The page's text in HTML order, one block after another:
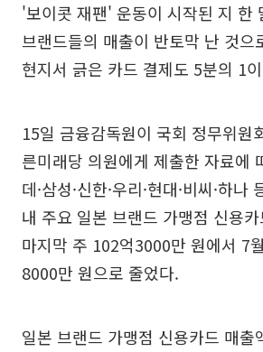
'보이콧 재팬' 운동이 시작된 지 한
브랜드들의 매출이 반토막 난 것으
현지서 긁은 카드 결제도 5분의 1
15일 금융감독원이 국회 정무위원
른미래당 의원에게 제출한 자료에
데·삼성·신한·우리·현대·비씨·하
내 주요 일본 브랜드 가맹점 신용
마지막 주 102억3000만 원에서 7
8000만 원으로 줄었다.
일본 브랜드 가맹점 신용카드 매출